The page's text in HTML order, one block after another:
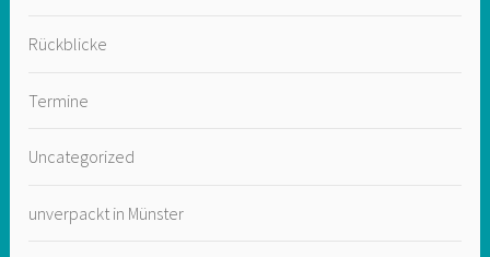
Rückblicke
Termine
Uncategorized
unverpackt in Münster